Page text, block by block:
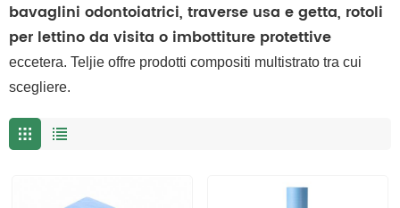
bavaglini odontoiatrici, traverse usa e getta, rotoli
per lettino da visita o imbottiture protettive
eccetera. Teljie offre prodotti compositi multistrato tra cui
scegliere.